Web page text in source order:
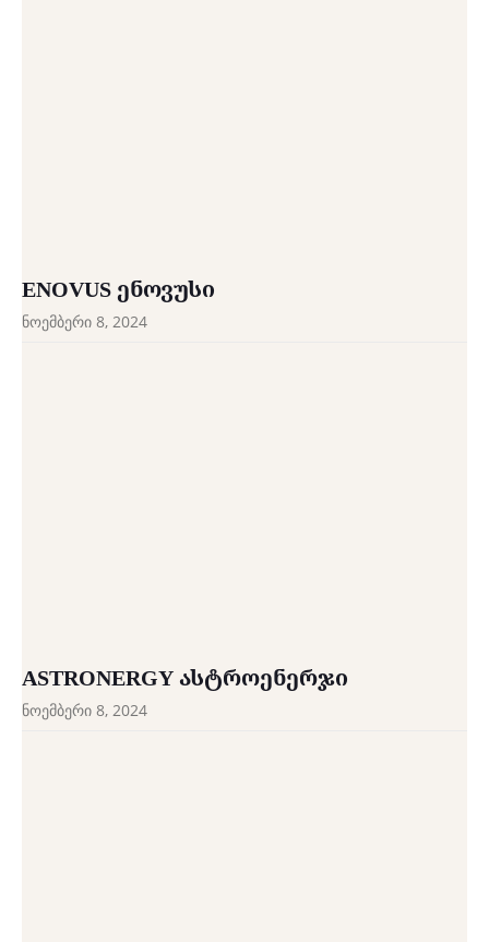
ENOVUS ᲔᲜᲝᲕᲣᲡᲘ
ნოემბერი 8, 2024
ASTRONERGY ᲐᲡᲢᲠᲝᲔᲜᲔᲠᲯᲘ
ნოემბერი 8, 2024